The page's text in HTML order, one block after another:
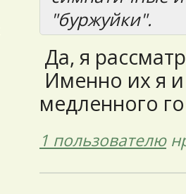
"буржуйки".
Да, я
Именно их я
медленного
1 пользователю